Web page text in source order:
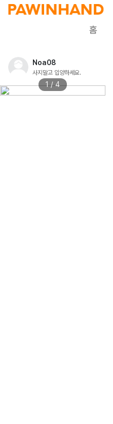
홈
Noa08
사지말고 입양하세요.
1 / 4